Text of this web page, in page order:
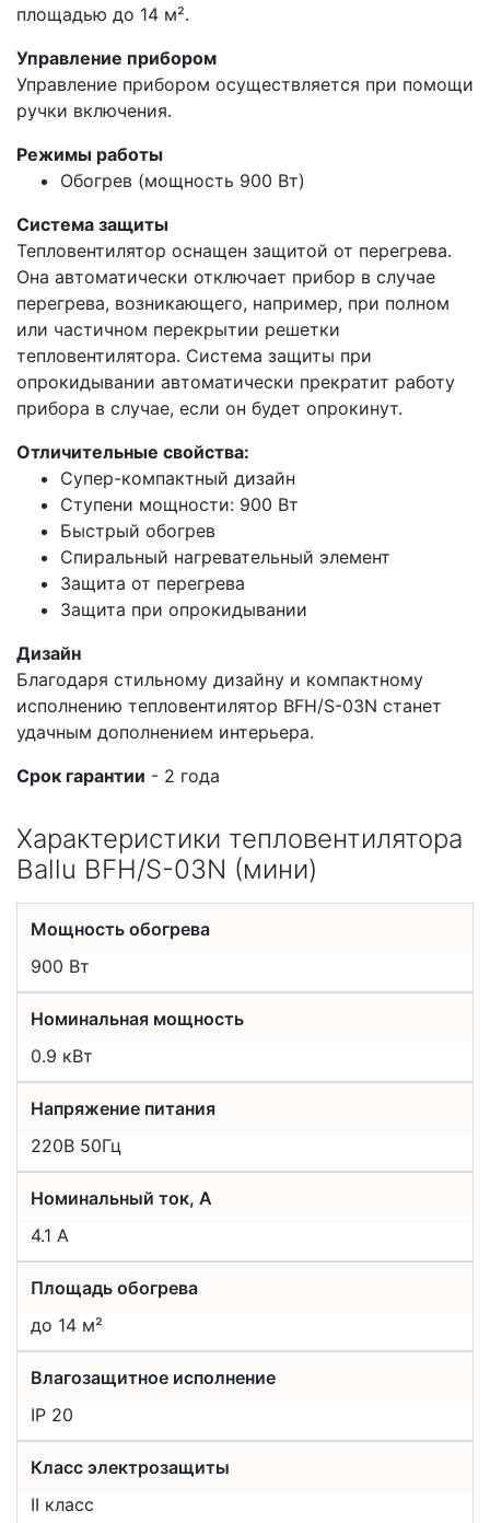
площадью до 14 м².
Управление прибором
Управление прибором осуществляется при помощи
ручки включения.
Режимы работы
Обогрев (мощность 900 Вт)
Система защиты
Тепловентилятор оснащен защитой от перегрева.
Она автоматически отключает прибор в случае
перегрева, возникающего, например, при полном
или частичном перекрытии решетки
тепловентилятора. Система защиты при
опрокидывании автоматически прекратит работу
прибора в случае, если он будет опрокинут.
Отличительные свойства:
Супер-компактный дизайн
Ступени мощности: 900 Вт
Быстрый обогрев
Спиральный нагревательный элемент
Защита от перегрева
Защита при опрокидывании
Дизайн
Благодаря стильному дизайну и компактному
исполнению тепловентилятор BFH/S-03N станет
удачным дополнением интерьера.
Срок гарантии - 2 года
Характеристики тепловентилятора
Ballu BFH/S-03N (мини)
Мощность обогрева
900 Вт
Номинальная мощность
0.9 кВт
Напряжение питания
220В 50Гц
Номинальный ток, А
4.1 А
Площадь обогрева
до 14 м²
Влагозащитное исполнение
IP 20
Класс электрозащиты
II класс